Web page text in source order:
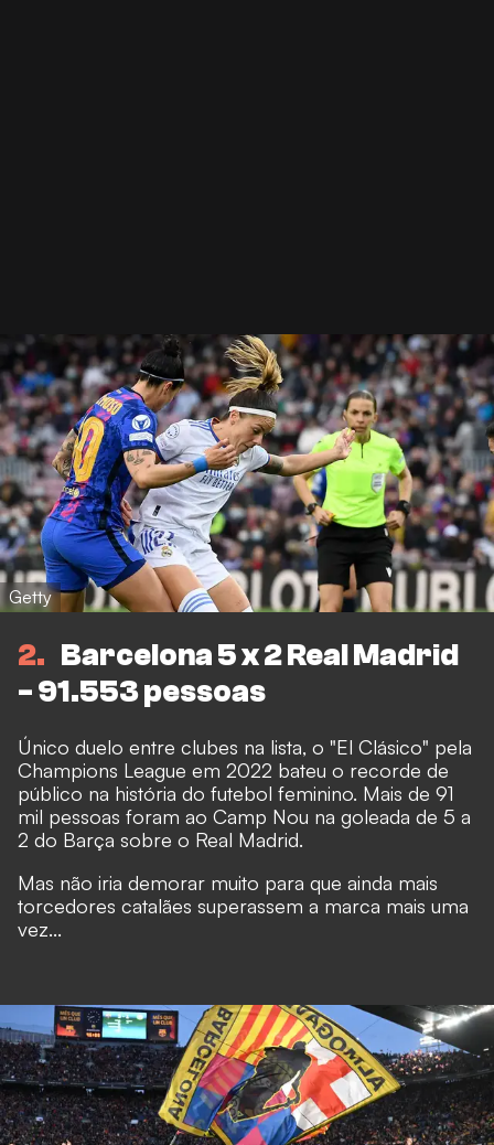
Getty
2
Barcelona 5 x 2 Real Madrid
- 91.553 pessoas
Único duelo entre clubes na lista, o "El Clásico" pela
Champions League em 2022 bateu o recorde de
público na história do futebol feminino. Mais de 91
mil pessoas foram ao Camp Nou na goleada de 5 a
2 do Barça sobre o Real Madrid.
Mas não iria demorar muito para que ainda mais
torcedores catalães superassem a marca mais uma
vez...